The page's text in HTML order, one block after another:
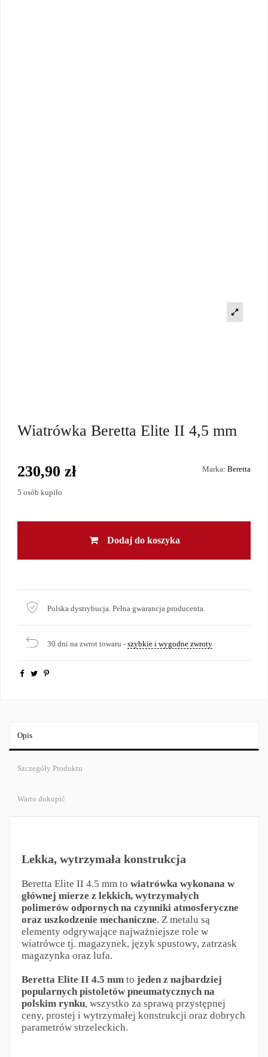
Wiatrówka Beretta Elite II 4,5 mm
Marka: Beretta
230,90 zł
5 osób kupiło
Dodaj do koszyka
Polska dystrybucja. Pełna gwarancja producenta.
30 dni na zwrot towaru - szybkie i wygodne zwroty
Opis
Szczegóły Produktu
Warto dokupić
Lekka, wytrzymała konstrukcja
Beretta Elite II 4.5 mm to wiatrówka wykonana w
głównej mierze z lekkich, wytrzymałych
polimerów odpornych na czynniki atmosferyczne
oraz uszkodzenie mechaniczne. Z metalu są
elementy odgrywające najważniejsze role w
wiatrówce tj. magazynek, język spustowy, zatrzask
magazynka oraz lufa.
Beretta Elite II 4.5 mm to jeden z najbardziej
popularnych pistoletów pneumatycznych na
polskim rynku, wszystko za sprawą przystępnej
ceny, prostej i wytrzymałej konstrukcji oraz dobrych
parametrów strzeleckich.